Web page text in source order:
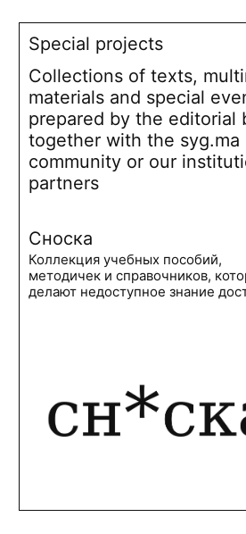
Special projects
Collections of texts,
materials and special
prepared by the editorial
together with the syg.ma
community or our
partners
Сноска
Коллекция учебных пособий,
методичек и справочников,
делают недоступное знание